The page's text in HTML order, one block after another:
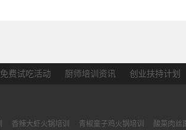
免费试吃活动 厨师培训资讯 创业扶持计划
香辣大虾火锅培训 青椒童子鸡火锅培训 酸菜肉丝